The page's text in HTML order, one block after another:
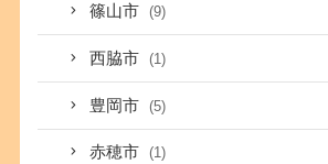
篠山市 (9)
西脇市 (1)
豊岡市 (5)
赤穂市 (1)